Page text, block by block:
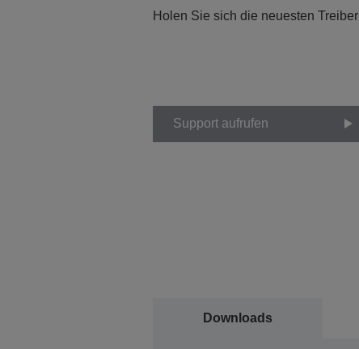
Holen Sie sich die neuesten Treiber
Support aufrufen
Downloads